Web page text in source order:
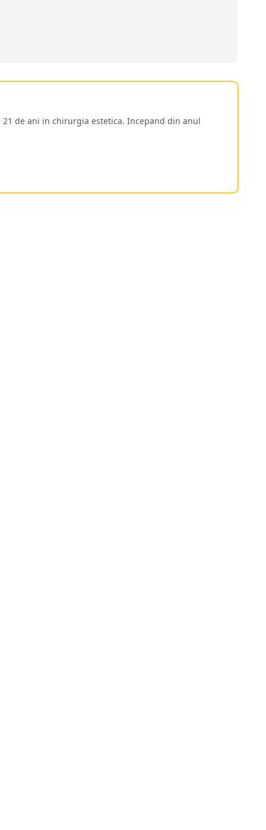
de ani in chirurgia estetica. Incepand din anul